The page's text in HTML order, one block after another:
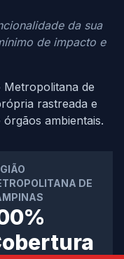
da sua
de impacto e
Metropolitana de
rastreada e
ambientais.
DE